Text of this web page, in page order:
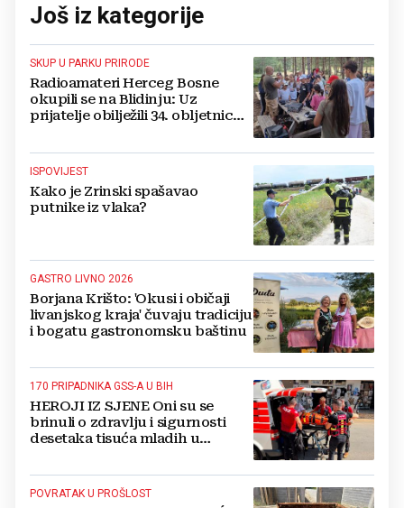
Još iz kategorije
SKUP U PARKU PRIRODE
Radioamateri Herceg Bosne
okupili se na Blidinju: Uz
prijatelje obilježili 34. obljetnicu
ISPOVIJEST
Kako je Zrinski spašavao
putnike iz vlaka?
GASTRO LIVNO 2026
Borjana Krišto: 'Okusi i običaji
livanjskog kraja' čuvaju tradiciju
i bogatu gastronomsku baštinu
170 PRIPADNIKA GSS-A U BIH
HEROJI IZ SJENE Oni su se
brinuli o zdravlju i sigurnosti
desetaka tisuća mladih u
FOTOGRAFIJE
POVRATAK U PROŠLOST